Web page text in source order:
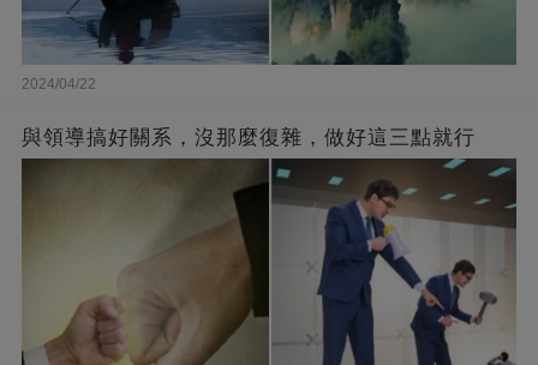
2024/04/22
與領導搞好關系，沒那麼復雜，做好這三點就行